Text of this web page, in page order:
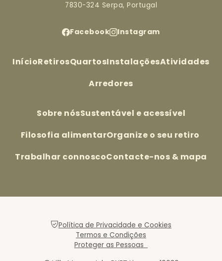
7830-324 Serpa, Portugal
Facebook Instagram
InícioRetirosQuartosInstalaçõesAtividades
Arredores
Sobre nósSustentável e acessível
Filosofia alimentarOrganize o seu retiro
Trabalhar connoscoContacte-nos & mapa
Política de Privacidade e Cookies
Termos e Condições
Proteger as Pessoas